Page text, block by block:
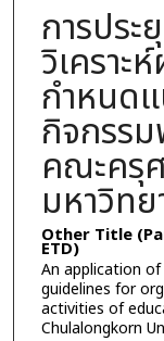
การประ
วิเคราะ
กำหนด
กิจกรร
คณะครุ
มหาวิท
Other Title
ETD)
An application
guidelines for
activities of
Chulalongkorn